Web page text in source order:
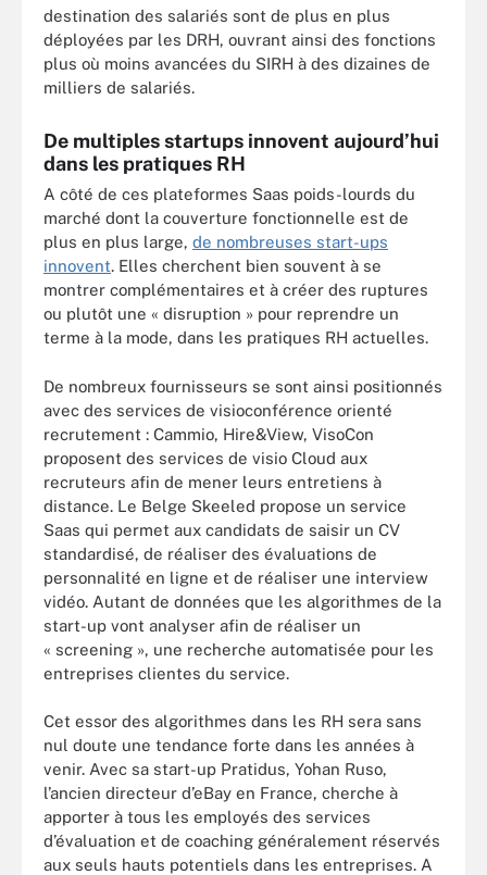
destination des salariés sont de plus en plus
déployées par les DRH, ouvrant ainsi des fonctions
plus où moins avancées du SIRH à des dizaines de
milliers de salariés.
De multiples startups innovent aujourd’hui
dans les pratiques RH
A côté de ces plateformes Saas poids-lourds du
marché dont la couverture fonctionnelle est de
plus en plus large, de nombreuses start-ups
innovent. Elles cherchent bien souvent à se
montrer complémentaires et à créer des ruptures
ou plutôt une « disruption » pour reprendre un
terme à la mode, dans les pratiques RH actuelles.
De nombreux fournisseurs se sont ainsi positionnés
avec des services de visioconférence orienté
recrutement : Cammio, Hire&View, VisoCon
proposent des services de visio Cloud aux
recruteurs afin de mener leurs entretiens à
distance. Le Belge Skeeled propose un service
Saas qui permet aux candidats de saisir un CV
standardisé, de réaliser des évaluations de
personnalité en ligne et de réaliser une interview
vidéo. Autant de données que les algorithmes de la
start-up vont analyser afin de réaliser un
« screening », une recherche automatisée pour les
entreprises clientes du service.
Cet essor des algorithmes dans les RH sera sans
nul doute une tendance forte dans les années à
venir. Avec sa start-up Pratidus, Yohan Ruso,
l’ancien directeur d’eBay en France, cherche à
apporter à tous les employés des services
d’évaluation et de coaching généralement réservés
aux seuls hauts potentiels dans les entreprises. A